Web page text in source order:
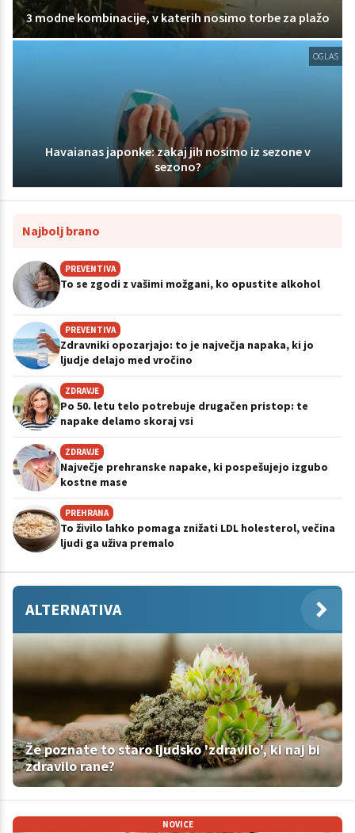
3 modne kombinacije, v katerih nosimo torbe za plažo
OGLAS
Havaianas japonke: zakaj jih nosimo iz sezone v
sezono?
Najbolj brano
PREVENTIVA
To se zgodi z vašimi možgani, ko opustite alkohol
PREVENTIVA
Zdravniki opozarjajo: to je največja napaka, ki jo
ljudje delajo med vročino
ZDRAVJE
Po 50. letu telo potrebuje drugačen pristop: te
napake delamo skoraj vsi
ZDRAVJE
Največje prehranske napake, ki pospešujejo izgubo
kostne mase
PREHRANA
To živilo lahko pomaga znižati LDL holesterol, večina
ljudi ga uživa premalo
ALTERNATIVA
Že poznate to staro ljudsko 'zdravilo', ki naj bi
zdravilo rane?
NOVICE